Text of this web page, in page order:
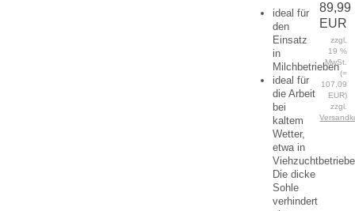
ideal für
den
Einsatz
in
Milchbetrieben
ideal für
die Arbeit
bei
kaltem
Wetter,
etwa in
Die dicke
Sohle
verhindert
89,99
EUR
zzgl.
19 %
MwSt.
(=
107,09
EUR)
zzgl.